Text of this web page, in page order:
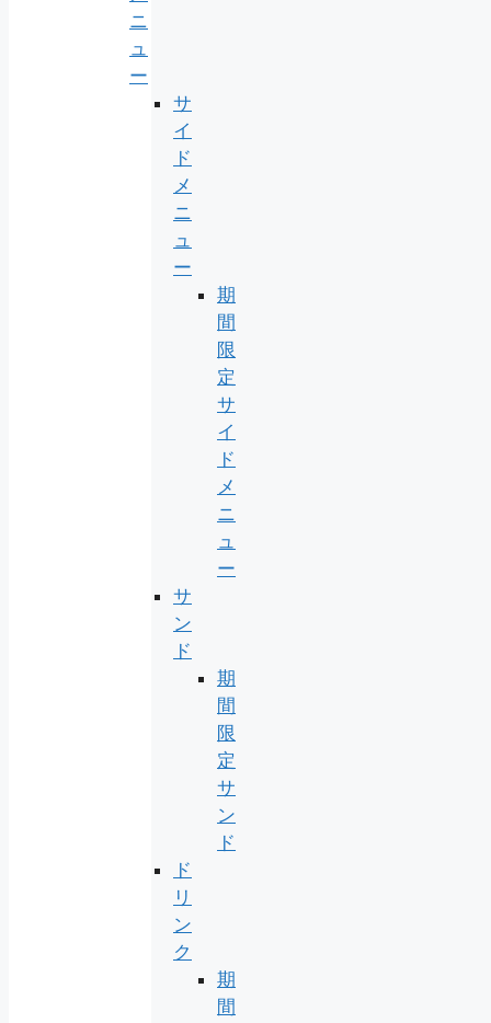
ニ
ュ
ー
サ
イ
ド
メ
ニ
ュ
ー
期
間
限
定
サ
イ
ド
メ
ニ
ュ
ー
サ
ン
ド
期
間
限
定
サ
ン
ド
ド
リ
ン
ク
期
間